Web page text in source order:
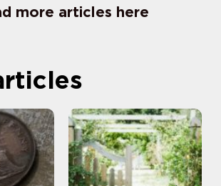
more articles here